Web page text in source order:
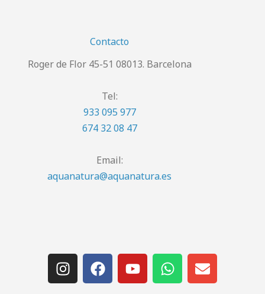
Contacto
Roger de Flor 45-51 08013. Barcelona
Tel:
933 095 977
674 32 08 47
Email:
aquanatura@aquanatura.es